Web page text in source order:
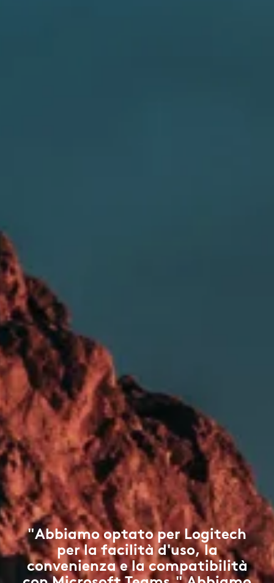
"Abbiamo optato per Logitech
per la facilità d'uso, la
convenienza e la compatibilità